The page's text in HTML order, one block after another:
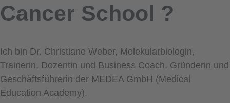
Cancer School ?
Ich bin Dr. Christiane Weber, Molekularbiologin,
Trainerin, Dozentin und Business Coach, Gründerin und
Geschäftsführerin der MEDEA GmbH (Medical
Education Academy).